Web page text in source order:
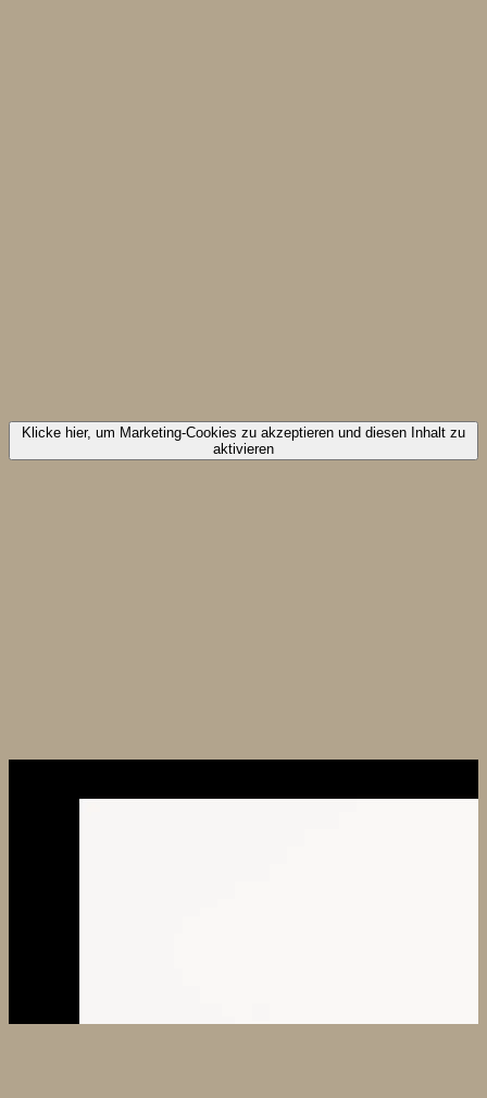
Klicke hier, um Marketing-Cookies zu akzeptieren und diesen Inhalt zu
aktivieren